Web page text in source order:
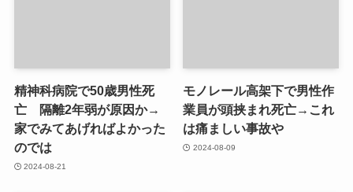
精神科病院で50歳男性死
亡 隔離2年弱が原因か→
家でみてあげればよかった
のでは
2024-08-21
モノレール高架下で男性作
業員が頭挟まれ死亡→これ
は痛ましい事故や
2024-08-09